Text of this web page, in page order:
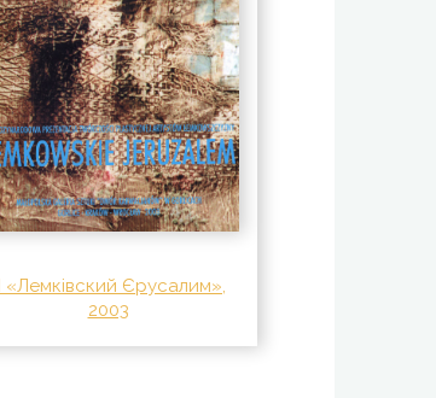
III «Лемківский Єрусалим»,
2003